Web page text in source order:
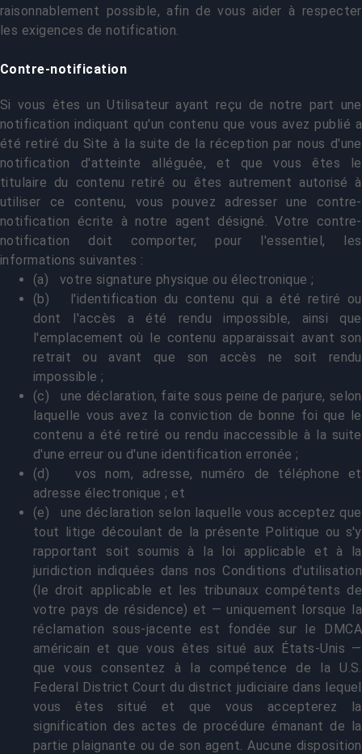
raisonnablement possible, afin de vous aider à respecter
les exigences de notification.
Contre-notification
Si vous êtes un Utilisateur ayant reçu de notre part une
notification indiquant qu'un contenu que vous avez publié a
été retiré du Site à la suite de la réception par nous d'une
notification d'atteinte alléguée, et que vous êtes le
titulaire du contenu retiré ou êtes autrement autorisé à
utiliser ce contenu, vous pouvez adresser une contre-
notification écrite à notre agent désigné. Votre contre-
notification doit comporter, pour l'essentiel, les
informations suivantes :
(a) votre signature physique ou électronique ;
(b) l'identification du contenu qui a été retiré ou
dont l'accès a été rendu impossible, ainsi que
l'emplacement où le contenu apparaissait avant son
retrait ou avant que son accès ne soit rendu
impossible ;
(c) une déclaration, faite sous peine de parjure, selon
laquelle vous avez la conviction de bonne foi que le
contenu a été retiré ou rendu inaccessible à la suite
d'une erreur ou d'une identification erronée ;
(d) vos nom, adresse, numéro de téléphone et
adresse électronique ; et
(e) une déclaration selon laquelle vous acceptez que
tout litige découlant de la présente Politique ou s'y
rapportant soit soumis à la loi applicable et à la
juridiction indiquées dans nos Conditions d'utilisation
(le droit applicable et les tribunaux compétents de
votre pays de résidence) et — uniquement lorsque la
réclamation sous-jacente est fondée sur le DMCA
américain et que vous êtes situé aux États-Unis —
que vous consentez à la compétence de la U.S.
Federal District Court du district judiciaire dans lequel
vous êtes situé et que vous accepterez la
signification des actes de procédure émanant de la
partie plaignante ou de son agent. Aucune disposition